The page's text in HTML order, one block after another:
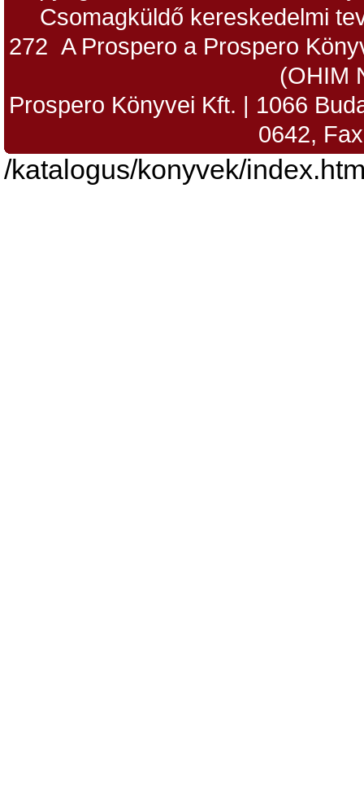
Csomagküldő kereskedelmi
272 A Prospero a Prospero
(OHIM
Prospero Könyvei Kft. | 1066
0642,
/katalogus/konyvek/